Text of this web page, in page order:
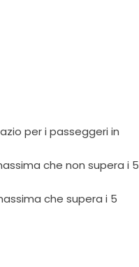
per i passeggeri in
che non supera i 5
che supera i 5